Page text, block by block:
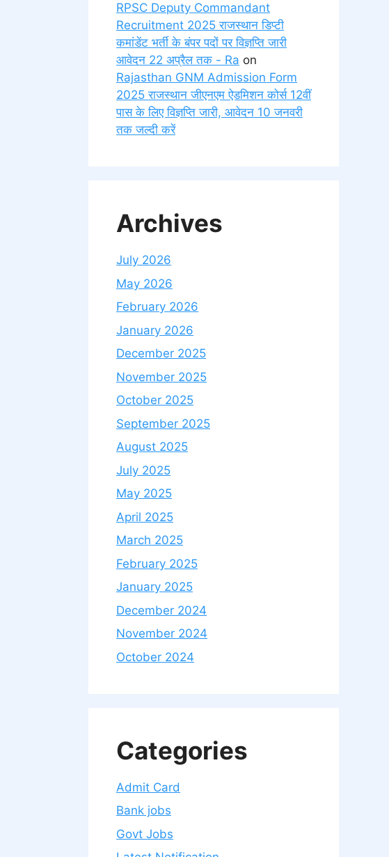
RPSC Deputy Commandant
Recruitment 2025 राजस्थान डिप्टी
कमांडेंट भर्ती के बंपर पदों पर विज्ञप्ति जारी
आवेदन 22 अप्रैल तक - Ra on
Rajasthan GNM Admission Form
2025 राजस्थान जीएनएम ऐडमिशन कोर्स 12वीं
पास के लिए विज्ञप्ति जारी, आवेदन 10 जनवरी
तक जल्दी करें
Archives
July 2026
May 2026
February 2026
January 2026
December 2025
November 2025
October 2025
September 2025
August 2025
July 2025
May 2025
April 2025
March 2025
February 2025
January 2025
December 2024
November 2024
October 2024
Categories
Admit Card
Bank jobs
Govt Jobs